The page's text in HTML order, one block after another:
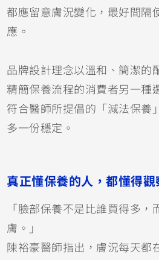
都應留意膚況變化，最好間隔
應。
品牌設計理念以溫和、簡潔的
精簡保養流程的消費者另一種
符合醫師所提倡的「減法保養
多一份穩定。
真正懂保養的人，都懂得觀
「臉部保養不是比誰買得多，
膚。」
陳裕豪醫師指出，膚況每天都